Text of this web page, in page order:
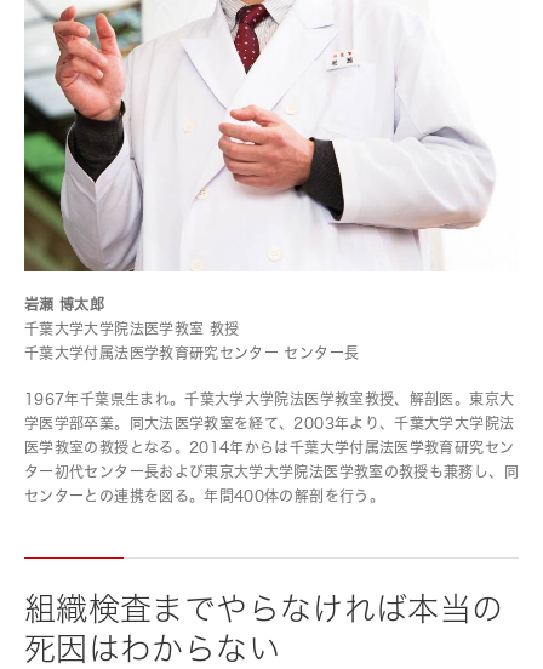
岩瀬 博太郎
千葉大学大学院法医学教室 教授
千葉大学付属法医学教育研究センター センター長
1967年千葉県生まれ。千葉大学大学院法医学教室教授、解剖医。東京大
学医学部卒業。同大法医学教室を経て、2003年より、千葉大学大学院法
医学教室の教授となる。2014年からは千葉大学付属法医学教育研究セン
ター初代センター長および東京大学大学院法医学教室の教授も兼務し、同
センターとの連携を図る。年間400体の解剖を行う。
組織検査までやらなければ本当の
死因はわからない